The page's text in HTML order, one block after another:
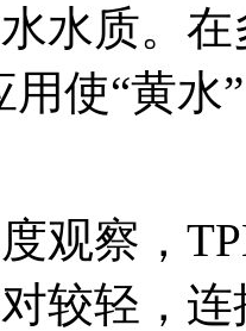
水质。
用使“黄
观察，
较轻，